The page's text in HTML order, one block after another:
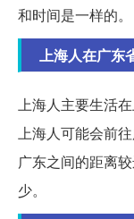
和时间是一样的。
上海人在广东
上海人主要生活
上海人可能会前
广东之间的距离
少。